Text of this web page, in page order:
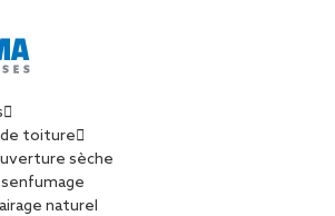
de toiture
sèche
naturel
chantier